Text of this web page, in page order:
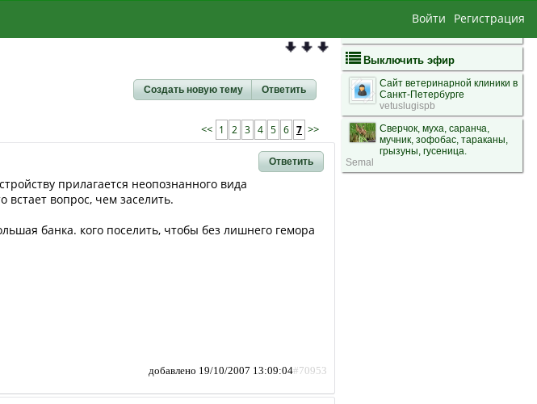
Создать новую тему Ответить
<< 1 2 3 4 5 6 7 >>
Ответить
прилагается неопознанного вида
встает вопрос, чем заселить.
банка. кого поселить, чтобы без лишнего гемора
добавлено 19/10/2007 13:09:04#70953
Выключить эфир
Сайт ветеринарной клиники в
Санкт-Петербурге
vetuslugispb
Сверчок, муха, саранча,
мучник, зофобас, тараканы,
грызуны, гусеница.
Semal
Войти Регистрация